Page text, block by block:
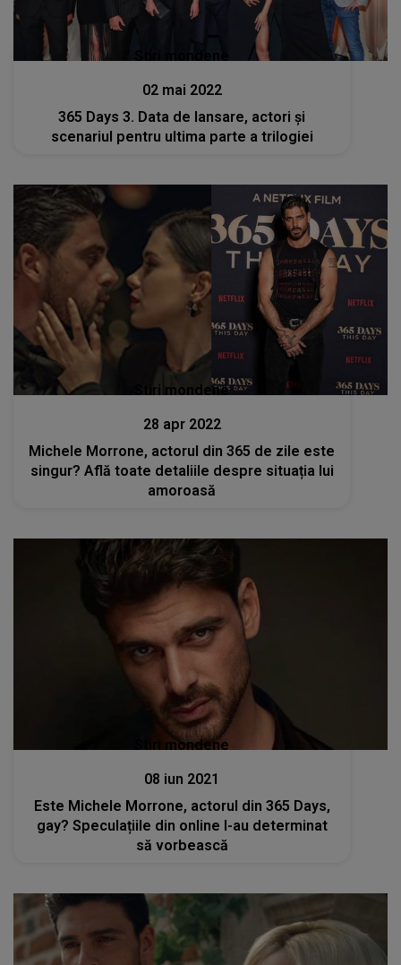
Stiri mondene
02 mai 2022
365 Days 3. Data de lansare, actori și
scenariul pentru ultima parte a trilogiei
Stiri mondene
28 apr 2022
Michele Morrone, actorul din 365 de zile este
singur? Află toate detaliile despre situația lui
amoroasă
Stiri mondene
08 iun 2021
Este Michele Morrone, actorul din 365 Days,
gay? Speculațiile din online l-au determinat
să vorbească